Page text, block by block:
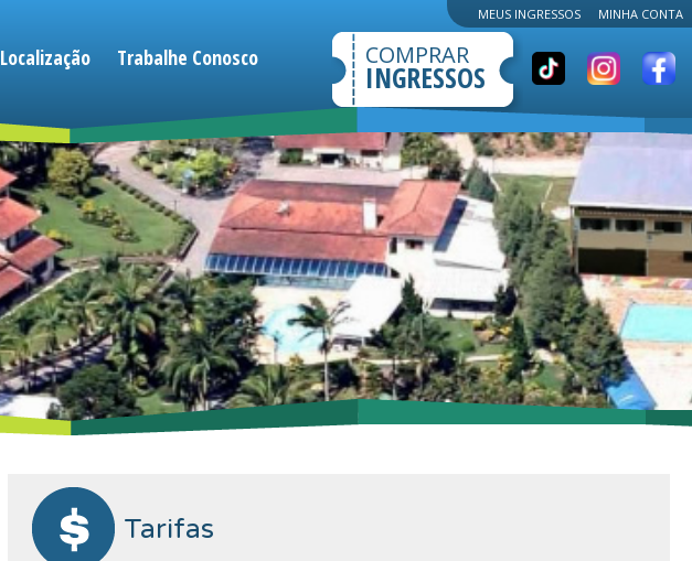
Localização Trabalhe Conosco COMPRAR
INGRESSOS
MEUS INGRESSOS MINHA CONTA
Tarifas